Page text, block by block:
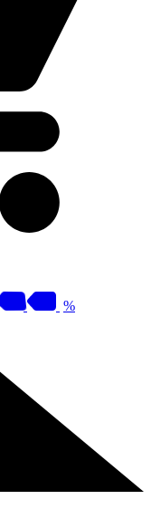
%